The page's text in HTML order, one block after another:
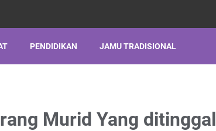
PENDIDIKAN JAMU TRADISIONAL
Murid Yang ditinggal